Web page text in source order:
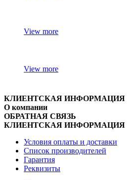
View more
View more
КЛИЕНТСКАЯ ИНФОРМАЦИЯ
О компании
ОБРАТНАЯ СВЯЗЬ
КЛИЕНТСКАЯ ИНФОРМАЦИЯ
Условия оплаты и доставки
Список производителей
Гарантия
Реквизиты